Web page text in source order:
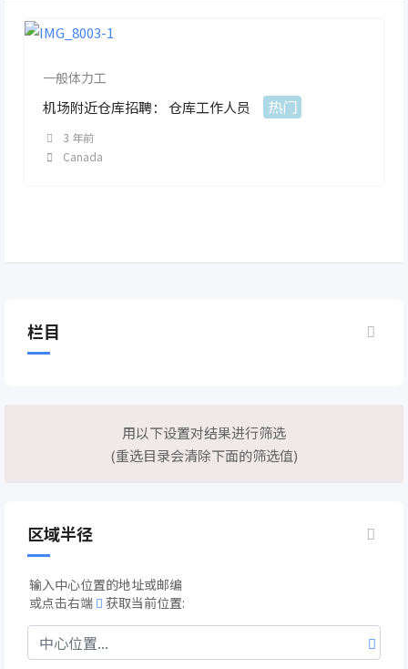
一般体力工
机场附近仓库招聘： 仓库工作人员 热门
3 年前
Canada
栏目
用以下设置对结果进行筛选
(重选目录会清除下面的筛选值)
区域半径
输入中心位置的地址或邮编
或点击右端
获取当前位置: